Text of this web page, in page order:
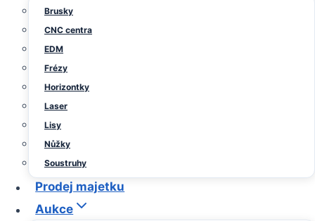
Brusky
CNC centra
EDM
Frézy
Horizontky
Laser
Lisy
Nůžky
Soustruhy
Prodej majetku
Aukce
Nástrojová bruska Strausak
Promat 18
OdSedlacek
Trade
října,
2023
11
října,
2023